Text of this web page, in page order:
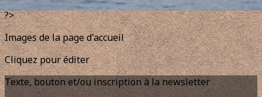
?>
Images de la page d'accueil
Cliquez pour éditer
Texte, bouton et/ou inscription à la newsletter